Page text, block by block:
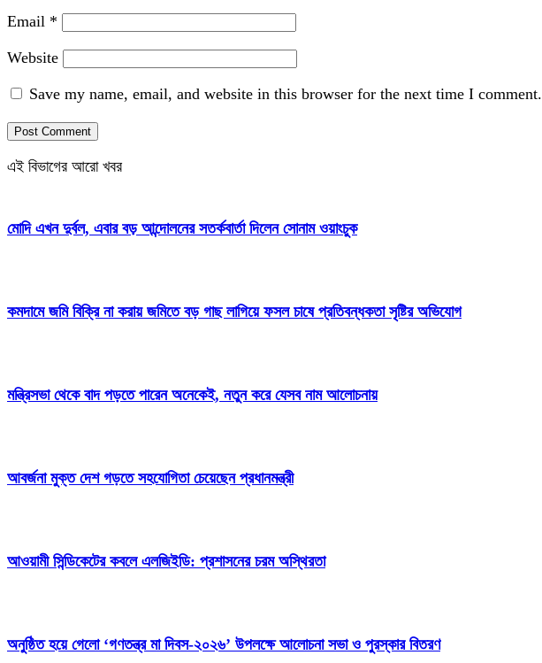
Email *
Website
Save my name, email, and website in this browser for the next time I comment.
এই বিভাগের আরো খবর
মোদি এখন দুর্বল, এবার বড় আন্দোলনের সতর্কবার্তা দিলেন সোনাম ওয়াংচুক
কমদামে জমি বিক্রি না করায় জমিতে বড় গাছ লাগিয়ে ফসল চাষে প্রতিবন্ধকতা সৃষ্টির অভিযোগ
মন্ত্রিসভা থেকে বাদ পড়তে পারেন অনেকেই, নতুন করে যেসব নাম আলোচনায়
আবর্জনা মুক্ত দেশ গড়তে সহযোগিতা চেয়েছেন প্রধানমন্ত্রী
‎আওয়ামী সিন্ডিকেটের কবলে এলজিইডি: প্রশাসনের চরম অস্থিরতা
অনুষ্ঠিত হয়ে গেলো ‘গণতন্ত্র মা দিবস-২০২৬’ উপলক্ষে আলোচনা সভা ও পুরস্কার বিতরণ